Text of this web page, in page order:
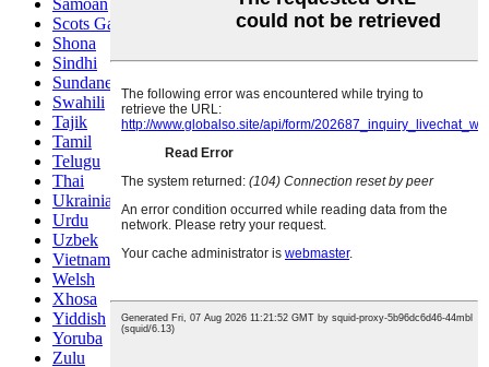
Scots Gaelic
Shona
Sindhi
Sundanese
Swahili
Tajik
Tamil
Telugu
Thai
Ukrainian
Urdu
Uzbek
Vietnamese
Welsh
Xhosa
Yiddish
Yoruba
Zulu